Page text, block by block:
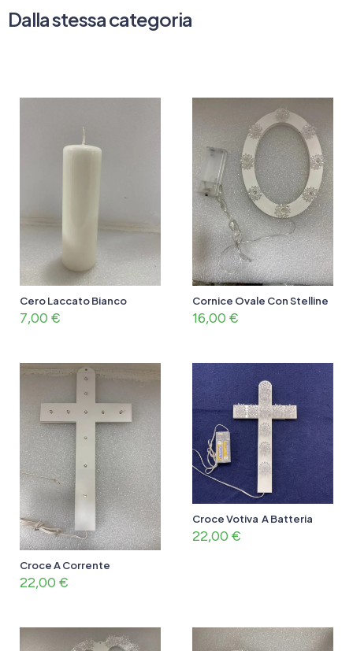
Dalla stessa categoria
Cero Laccato Bianco
7,00 €
Cornice Ovale Con Stelline
16,00 €
Croce A Corrente
22,00 €
Croce Votiva A Batteria
22,00 €